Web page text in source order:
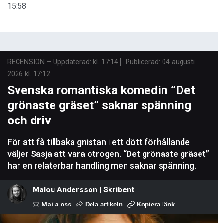
15:58
RECENSION – Uppdaterad: kl. 17:14 Publicerad: 04 augusti
2026 kl. 17:12
Svenska romantiska komedin ”Det
grönaste gräset” saknar spänning
och driv
För att få tillbaka gnistan i ett dött förhållande
väljer Sasja att vara otrogen. “Det grönaste gräset”
har en relaterbar handling men saknar spänning.
Malou Andersson | Skribent
Maila oss Dela artikeln Kopiera länk